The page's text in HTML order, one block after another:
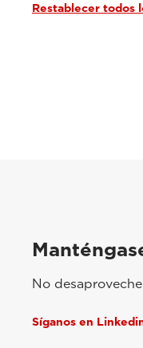
Restablecer todos
No
Síganos en